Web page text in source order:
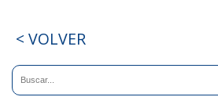
< VOLVER